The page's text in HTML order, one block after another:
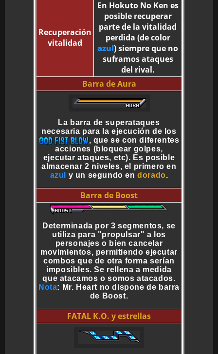
Recuperación
vitalidad
En Hokuto No Ken es
posible recuperar
parte de la vitalidad
perdida (de color
azul) siempre que no
suframos ataques
del rival.
Barra de Aura
La barra de superataques
necesaria para la ejecución de los
, que se con diferentes
acciones (bloquear golpes,
ejecutar ataques, etc). Es posible
almacenar 2 niveles, el primero en
azul
y un segundo endorado.
Barra de Boost
Determinada por 3 segmentos, se
utiliza para "propulsar" a los
personajes o bien cancelar
movimientos, permitiendo ejecutar
combos que de otra forma serían
imposibles. Se rellena a medida
que atacamos o somos atacados.
Nota: Mr. Heart no dispone de barra
de Boost.
FATAL K.O. y estrellas